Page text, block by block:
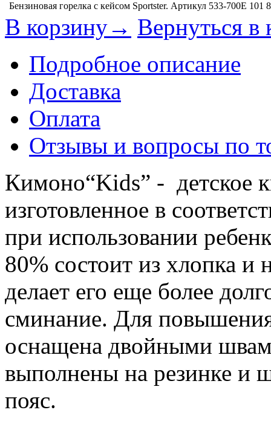
Бензиновая горелка с кейсом Sportster. Артикул 533-700E 101
В корзину→ Вернуться в
Подробное описание
Доставка
Оплата
Отзывы и вопросы по
Кимоно“Kids” - детское
изготовленное в
при использовании
80% состоит из хлопка и
делает его еще более
сминание. Для
оснащена двойными
выполнены на резинке и
пояс.